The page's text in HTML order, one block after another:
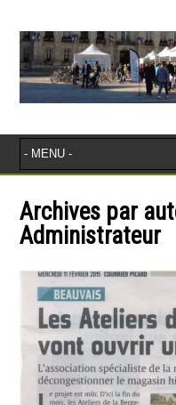
Archives par
Administrateur